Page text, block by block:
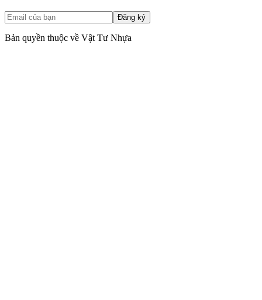
Đăng ký
Bản quyền thuộc về Vật Tư Nhựa